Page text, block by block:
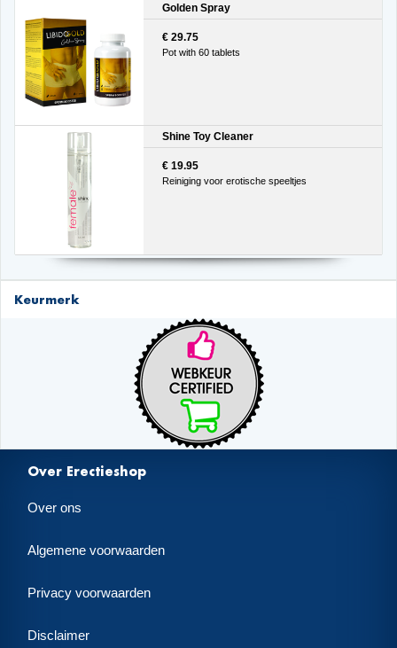
Golden Spray
€ 29.75
Pot with 60 tablets
Shine Toy Cleaner
€ 19.95
Reiniging voor erotische speeltjes
Keurmerk
Over Erectieshop
Over ons
Algemene voorwaarden
Privacy voorwaarden
Disclaimer